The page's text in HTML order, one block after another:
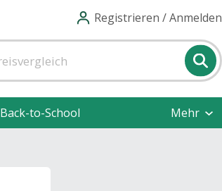
Registrieren / Anmelden
Back-to-School Mehr